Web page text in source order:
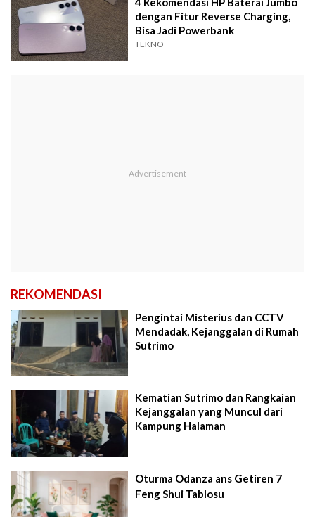
dengan Fitur Reverse Charging,
Bisa Jadi Powerbank
TEKNO
REKOMENDASI
Pengintai Misterius dan CCTV
Mendadak, Kejanggalan di Rumah
Sutrimo
Kematian Sutrimo dan Rangkaian
Kejanggalan yang Muncul dari
Kampung Halaman
Oturma Odanza ans Getiren 7
Feng Shui Tablosu